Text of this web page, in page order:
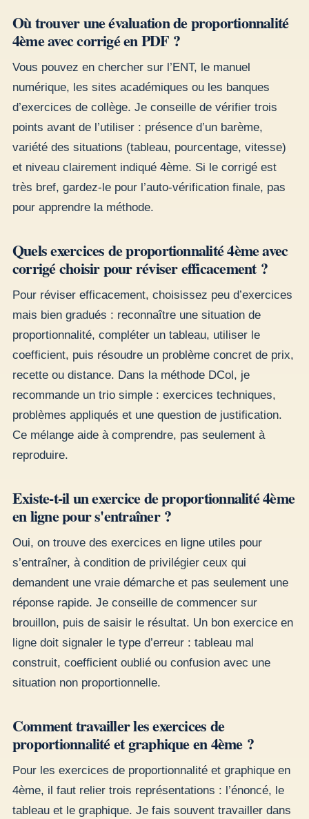
Où trouver une évaluation de proportionnalité
4ème avec corrigé en PDF ?
Vous pouvez en chercher sur l’ENT, le manuel
numérique, les sites académiques ou les banques
d’exercices de collège. Je conseille de vérifier trois
points avant de l’utiliser : présence d’un barème,
variété des situations (tableau, pourcentage, vitesse)
et niveau clairement indiqué 4ème. Si le corrigé est
très bref, gardez-le pour l’auto-vérification finale, pas
pour apprendre la méthode.
Quels exercices de proportionnalité 4ème avec
corrigé choisir pour réviser efficacement ?
Pour réviser efficacement, choisissez peu d’exercices
mais bien gradués : reconnaître une situation de
proportionnalité, compléter un tableau, utiliser le
coefficient, puis résoudre un problème concret de prix,
recette ou distance. Dans la méthode DCol, je
recommande un trio simple : exercices techniques,
problèmes appliqués et une question de justification.
Ce mélange aide à comprendre, pas seulement à
reproduire.
Existe-t-il un exercice de proportionnalité 4ème
en ligne pour s'entraîner ?
Oui, on trouve des exercices en ligne utiles pour
s’entraîner, à condition de privilégier ceux qui
demandent une vraie démarche et pas seulement une
réponse rapide. Je conseille de commencer sur
brouillon, puis de saisir le résultat. Un bon exercice en
ligne doit signaler le type d’erreur : tableau mal
construit, coefficient oublié ou confusion avec une
situation non proportionnelle.
Comment travailler les exercices de
proportionnalité et graphique en 4ème ?
Pour les exercices de proportionnalité et graphique en
4ème, il faut relier trois représentations : l’énoncé, le
tableau et le graphique. Je fais souvent travailler dans